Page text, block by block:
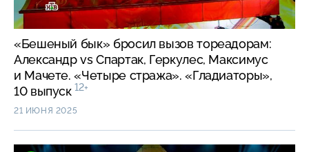
«Бешеный бык» бросил вызов тореадорам:
Александр vs Спартак, Геркулес, Максимус
и Мачете. «Четыре стража». «Гладиаторы»,
10 выпуск 12+
21 ИЮНЯ 2025